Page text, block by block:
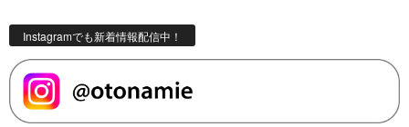
Instagramでも新着情報配信中！